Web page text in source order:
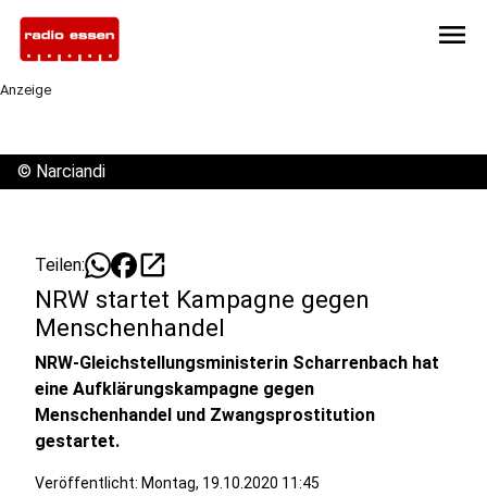
menu
Anzeige
© Narciandi
Teilen: open_in_new
NRW startet Kampagne gegen
Menschenhandel
NRW-Gleichstellungsministerin Scharrenbach hat
eine Aufklärungskampagne gegen
Menschenhandel und Zwangsprostitution
gestartet.
Veröffentlicht: Montag, 19.10.2020 11:45